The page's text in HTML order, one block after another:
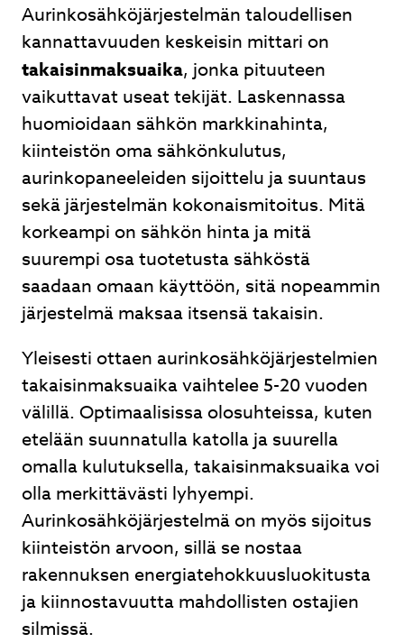
Aurinkosähköjärjestelmän taloudellisen
kannattavuuden keskeisin mittari on
takaisinmaksuaika, jonka pituuteen
vaikuttavat useat tekijät. Laskennassa
huomioidaan sähkön markkinahinta,
kiinteistön oma sähkönkulutus,
aurinkopaneeleiden sijoittelu ja suuntaus
sekä järjestelmän kokonaismitoitus. Mitä
korkeampi on sähkön hinta ja mitä
suurempi osa tuotetusta sähköstä
saadaan omaan käyttöön, sitä nopeammin
järjestelmä maksaa itsensä takaisin.
Yleisesti ottaen aurinkosähköjärjestelmien
takaisinmaksuaika vaihtelee 5-20 vuoden
välillä. Optimaalisissa olosuhteissa, kuten
etelään suunnatulla katolla ja suurella
omalla kulutuksella, takaisinmaksuaika voi
olla merkittävästi lyhyempi.
Aurinkosähköjärjestelmä on myös sijoitus
kiinteistön arvoon, sillä se nostaa
rakennuksen energiatehokkuusluokitusta
ja kiinnostavuutta mahdollisten ostajien
silmissä.